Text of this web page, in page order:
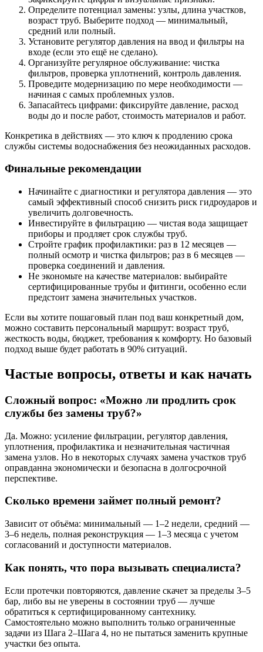
Определите потенциал замены: узлы, длина участков,
возраст труб. Выберите подход — минимальный,
средний или полный.
Установите регулятор давления на ввод и фильтры на
входе (если это ещё не сделано).
Организуйте регулярное обслуживание: чистка
фильтров, проверка уплотнений, контроль давления.
Проведите модернизацию по мере необходимости —
начиная с самых проблемных узлов.
Запасайтесь цифрами: фиксируйте давление, расход
воды до и после работ, стоимость материалов и работ.
Конкретика в действиях — это ключ к продлению срока
службы системы водоснабжения без неожиданных расходов.
Финальные рекомендации
Начинайте с диагностики и регулятора давления — это
самый эффективный способ снизить риск гидроударов и
увеличить долговечность.
Инвестируйте в фильтрацию — чистая вода защищает
приборы и продляет срок службы труб.
Стройте график профилактики: раз в 12 месяцев —
полный осмотр и чистка фильтров; раз в 6 месяцев —
проверка соединений и давления.
Не экономьте на качестве материалов: выбирайте
сертифицированные трубы и фитинги, особенно если
предстоит замена значительных участков.
Если вы хотите пошаговый план под ваш конкретный дом,
можно составить персональный маршрут: возраст труб,
жесткость воды, бюджет, требования к комфорту. Но базовый
подход выше будет работать в 90% ситуаций.
Частые вопросы, ответы и как начать
Сложный вопрос: «Можно ли продлить срок
службы без замены труб?»
Да. Можно: усиление фильтрации, регулятор давления,
уплотнения, профилактика и незначительная частичная
замена узлов. Но в некоторых случаях замена участков труб
оправданна экономически и безопасна в долгосрочной
перспективе.
Сколько времени займет полный ремонт?
Зависит от объёма: минимальный — 1–2 недели, средний —
3–6 недель, полная реконструкция — 1–3 месяца с учетом
согласований и доступности материалов.
Как понять, что пора вызывать специалиста?
Если протечки повторяются, давление скачет за пределы 3–5
бар, либо вы не уверены в состоянии труб — лучше
обратиться к сертифицированному сантехнику.
Самостоятельно можно выполнить только ограниченные
задачи из Шага 2–Шага 4, но не пытаться заменить крупные
участки без опыта.